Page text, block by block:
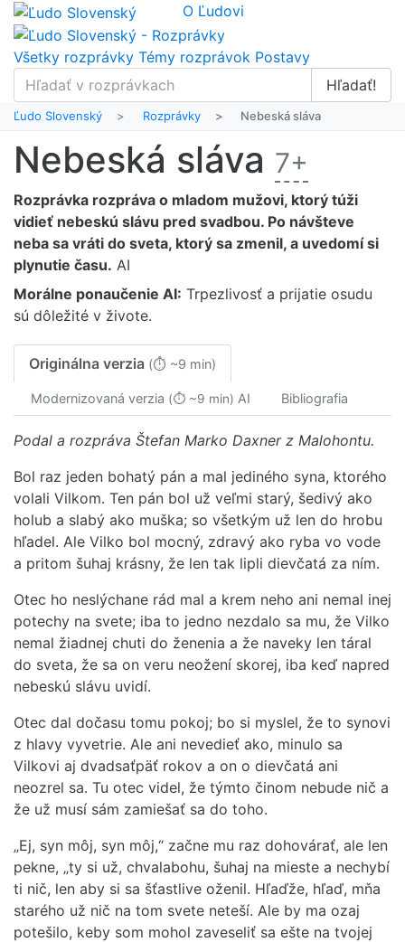
O Ľudovi
Všetky rozprávky Témy rozprávok Postavy
Hľadať!
Ľudo Slovenský Rozprávky Nebeská sláva
Nebeská sláva 7+
Rozprávka rozpráva o mladom mužovi, ktorý túži
vidieť nebeskú slávu pred svadbou. Po návšteve
neba sa vráti do sveta, ktorý sa zmenil, a uvedomí si
plynutie času. AI
Morálne ponaučenie AI: Trpezlivosť a prijatie osudu
sú dôležité v živote.
Originálna verzia (⏱ ~9 min)
Modernizovaná verzia (⏱ ~9 min) AI Bibliografia
Podal a rozpráva Štefan Marko Daxner z Malohontu.
Bol raz jeden bohatý pán a mal jediného syna, ktorého
volali Vilkom. Ten pán bol už veľmi starý, šedivý ako
holub a slabý ako muška; so všetkým už len do hrobu
hľadel. Ale Vilko bol mocný, zdravý ako ryba vo vode
a pritom šuhaj krásny, že len tak lipli dievčatá za ním.
Otec ho neslýchane rád mal a krem neho ani nemal inej
potechy na svete; iba to jedno nezdalo sa mu, že Vilko
nemal žiadnej chuti do ženenia a že naveky len táral
do sveta, že sa on veru neožení skorej, iba keď napred
nebeskú slávu uvidí.
Otec dal dočasu tomu pokoj; bo si myslel, že to synovi
z hlavy vyvetrie. Ale ani nevedieť ako, minulo sa
Vilkovi aj dvadsaťpäť rokov a on o dievčatá ani
neozrel sa. Tu otec videl, že týmto činom nebude nič a
že už musí sám zamiešať sa do toho.
„Ej, syn môj, syn môj,“ začne mu raz dohovárať, ale len
pekne, „ty si už, chvalabohu, šuhaj na mieste a nechybí
ti nič, len aby si sa šťastlive oženil. Hľaďže, hľaď, mňa
starého už nič na tom svete neteší. Ale by ma ozaj
potešilo, keby som mohol zaveseliť sa ešte na tvojej